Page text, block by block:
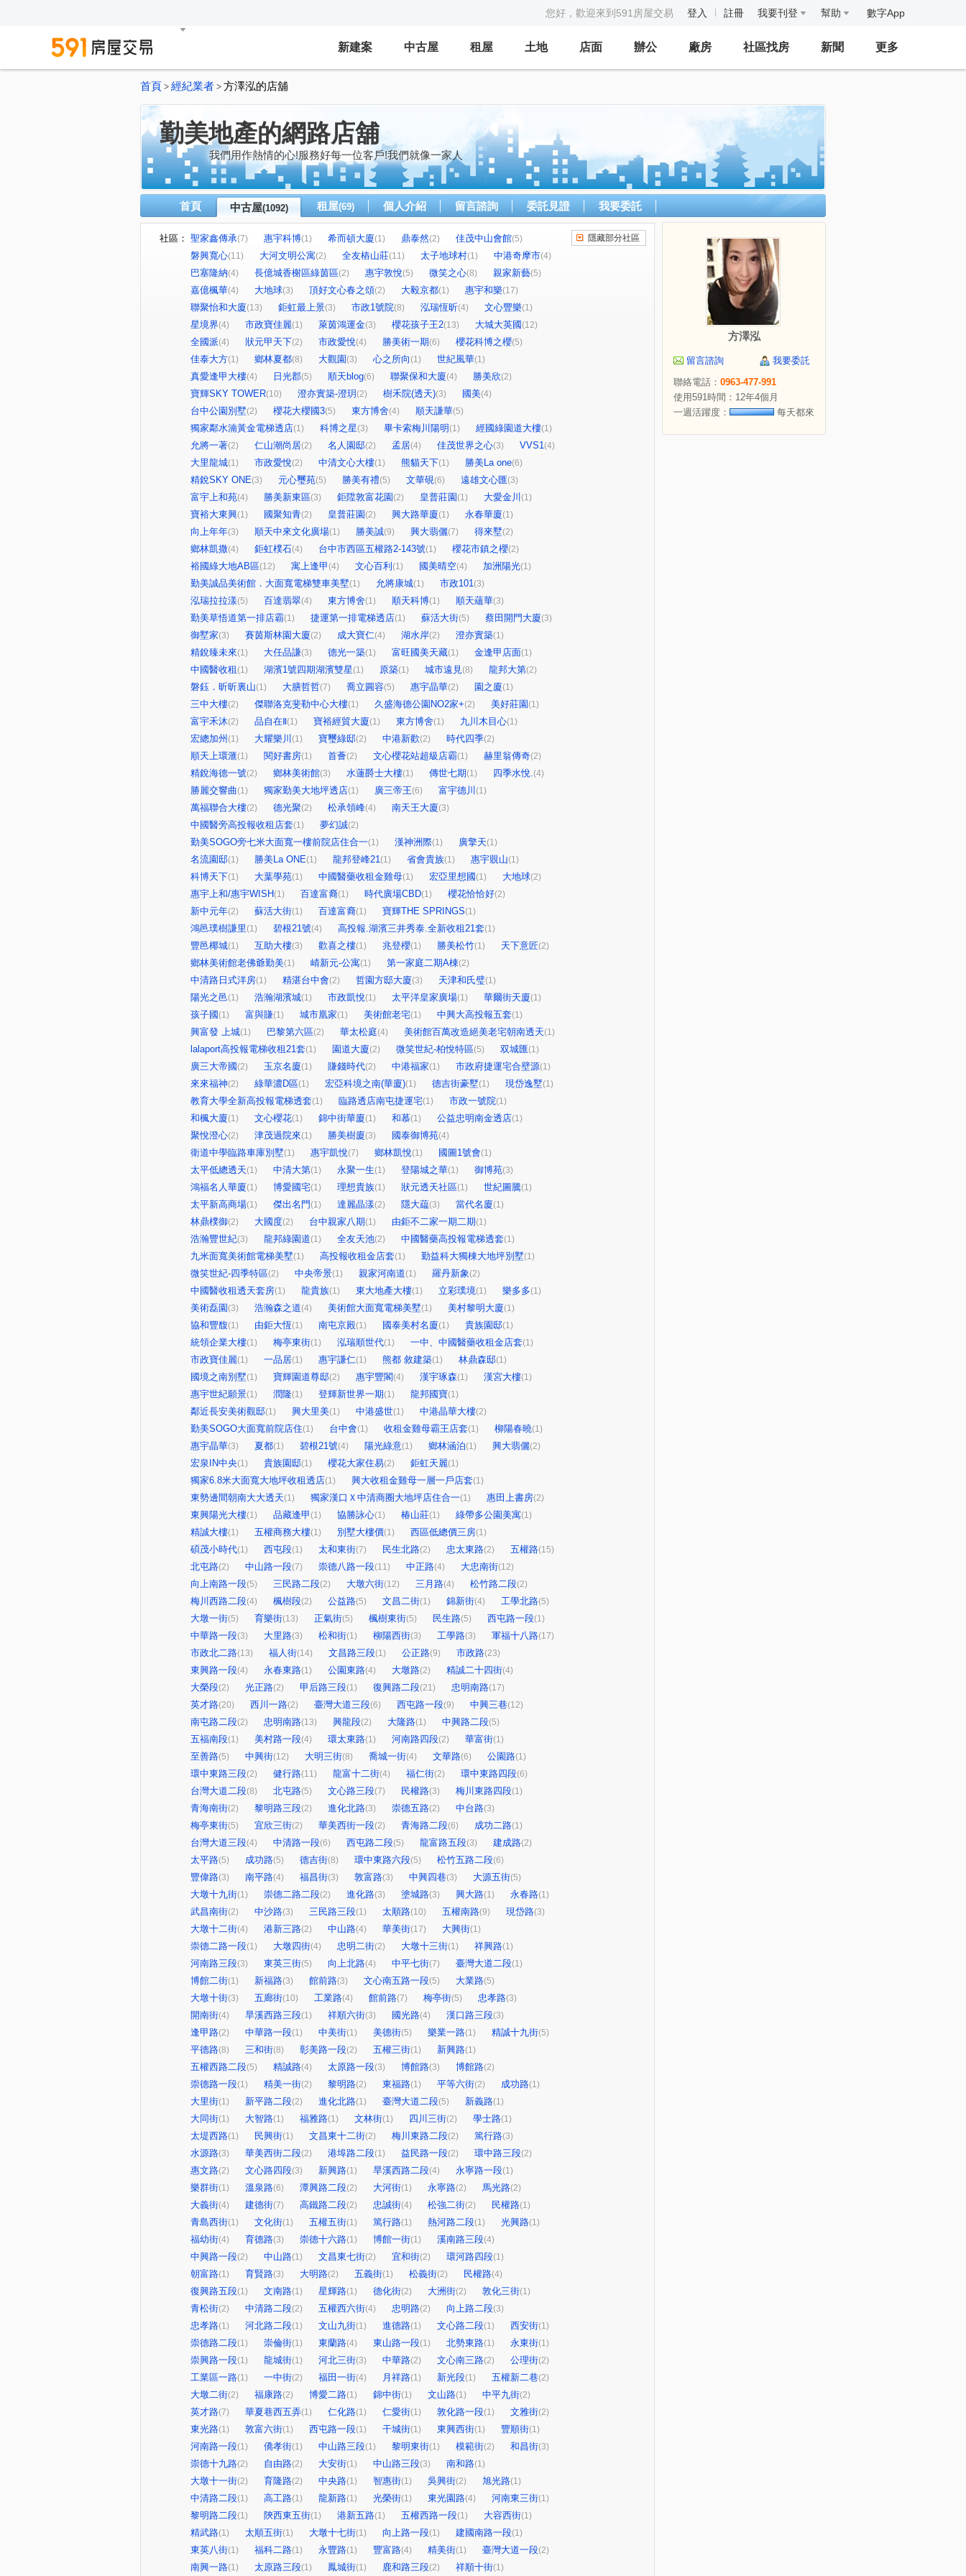
您好，歡迎來到591房屋交易 登入 註冊 我要刊登 幫助 數字App
新建案 中古屋 租屋 土地 店面 辦公 廠房 社區找房 新聞 更多
首頁 > 經紀業者 > 方澤泓的店舖
勤美地產的網路店舖
我們用作熱情的心!服務好每一位客戶!我們就像一家人
首頁 中古屋(1092) 租屋(69) 個人介紹 留言諮詢 委託見證 我要委託
社區： 聖家鑫傳承(7) 惠宇科博(1) 希而頓大廈(1) 鼎泰然(2) 佳茂中山會館(5)
磐興寬心(11) 大河文明公寓(2) 全友樁山莊(11) 太子地球村(1) 中港奇摩市(4)
巴塞隆納(4) 長億城香榭區綠茵區(2) 惠宇敦悅(5) 微笑之心(8) 親家新藝(5)
嘉億楓華(4) 大地球(3) 頂好文心春之頌(2) 大毅京都(1) 惠宇和樂(17)
聯聚怡和大廈(13) 鉅虹最上景(3) 市政1號院(8) 泓瑞恆昕(4) 文心豐樂(1)
星境界(4) 市政寶佳麗(1) 萊茵鴻運金(3) 櫻花孩子王2(13) 大城大英國 (12)
全國派(4) 狀元甲天下(2) 市政愛悅(4) 勝美術一期(6) 櫻花科博之櫻(5)
佳泰大方(1) 鄉林夏都(8) 大觀園 (3) 心之所向 (1) 世紀風華(1)
真愛逢甲大樓(4) 日光郡(5) 順天blog(6) 聯聚保和大廈(4) 勝美欣(2)
寶輝SKY TOWER(10) 澄亦實築-澄玥 (2) 樹禾院(透天)(3) 國美(4)
台中公園別墅(2) 櫻花大櫻國3(5) 東方博舍(4) 順天謙華(5)
獨家鄰水湳黃金電梯透店(1) 科博之星(3) 畢卡索梅川陽明 (1) 經國綠園道大樓(1)
允將一著(2) 仁山潮尚居(2) 名人園邸(2) 孟居(4) 佳茂世界之心(3) VVS1(4)
大里龍城(1) 市政愛悅(2) 中清文心大樓(1) 熊貓天下(1) 勝美La one(6)
精銳SKY ONE(3) 元心璽苑(5) 勝美有禮(5) 文華硯(6) 遠雄文心匯(3)
富宇上和苑(4) 勝美新東區(3) 鉅陞敦富花園 (2) 皇普莊園 (1) 大愛金川 (1)
寶裕大東興(1) 國聚知青(2) 皇普莊園 (2) 興大路華廈(1) 永春華廈(1)
向上年年(3) 順天中來文化廣場(1) 勝美誠(9) 興大翡儷(7) 得來墅(2)
鄉林凱撒(4) 鉅虹樸石(4) 台中市西區五權路2-143號(1) 櫻花市鎮之櫻(2)
裕國綠大地AB區(12) 寓上逢甲 (4) 文心百利 (1) 國美晴空(4) 加洲陽光(1)
勤美誠品美術館．大面寬電梯雙車美墅(1) 允將康城(1) 市政101(3)
泓瑞拉拉漾(5) 百達翡翠(4) 東方博舍(1) 順天科博(1) 順天蘊華(3)
勤美草悟道第一排店霸(1) 捷運第一排電梯透店(1) 蘇活大街(5) 蔡田開門大廈(3)
御墅家(3) 賽茵斯林園大廈(2) 成大寶仁(4) 湖水岸(2) 澄亦實築(1)
精銳臻未來(1) 大任品謙(3) 德光一築(1) 富旺國美天藏(1) 金逢甲店面(1)
中國醫收租 (1) 湖濱1號四期湖濱雙星(1) 原築(1) 城市遠見(8) 龍邦大第(2)
磐鈺．昕昕裏山(1) 大膳哲哲(7) 喬立圓容(5) 惠宇晶華(2) 園之廈(1)
三中大樓(2) 傑聯洛克斐勒中心大樓(1) 久盛海德公園NO2家+(2) 美好莊園 (1)
富宇禾沐(2) 品自在Ⅱ(1) 寶裕經貿大廈(1) 東方博舍(1) 九川木目心(1)
宏總加州 (1) 大耀樂川 (1) 寶璽綠邸(2) 中港新歡(2) 時代四季(2)
順天上環滙(1) 閱好書房(1) 首薈(2) 文心櫻花站超級店霸(1) 赫里翁傳奇(2)
精銳海德一號(2) 鄉林美術館(3) 水蓮爵士大樓(1) 傳世七期(1) 四季水悅.(4)
勝麗交響曲(1) 獨家勤美大地坪透店(1) 廣三帝王(6) 富宇德川 (1)
萬福聯合大樓(2) 德光聚(2) 松承領峰(4) 南天王大廈(3)
中國醫旁高投報收租店套(1) 夢幻誠(2)
勤美SOGO旁七米大面寬一樓前院店住合一(1) 漢神洲際(1) 廣擎天(1)
名流園邸(1) 勝美La ONE(1) 龍邦登峰21(1) 省會貴族(1) 惠宇覞山(1)
科博天下(1) 大葉學苑(1) 中國醫藥收租金雞母(1) 宏亞里想國 (1) 大地球(2)
惠宇上和/惠宇WISH(1) 百達富裔(1) 時代廣場CBD(1) 櫻花恰恰好(2)
新中元年(2) 蘇活大街(1) 百達富裔(1) 寶輝THE SPRINGS(1)
鴻邑璞樹謙里(1) 碧根21號(4) 高投報.湖濱三井秀泰.全新收租21套(1)
豐邑椰城(1) 互助大樓(3) 歡喜之樓(1) 兆登櫻(1) 勝美松竹(1) 天下意匠(2)
鄉林美術館老佛爺勤美(1) 崝新元-公寓(1) 第一家庭二期A棟(2)
中清路日式洋房(1) 精湛台中會(2) 哲園方邸大廈(3) 天津和氏璧(1)
陽光之邑(1) 浩瀚湖濱城(1) 市政凱悅(1) 太平洋皇家廣場(1) 華爾街天廈(1)
孩子國 (1) 富與賺(1) 城市凰家(1) 美術館老宅(1) 中興大高投報五套(1)
興富發 上城(1) 巴黎第六區(2) 華太松庭(4) 美術館百萬改造絕美老宅朝南透天(1)
lalaport高投報電梯收租21套(1) 園道大廈(2) 微笑世紀-柏悅特區(5) 双城匯(1)
廣三大帝國 (2) 玉京名廈(1) 賺錢時代(2) 中港福家(1) 市政府捷運宅合壁源(1)
來來福神(2) 綠華濃D區(1) 宏亞科境之南(華廈)(1) 德吉街豪墅(1) 現岱逸墅(1)
教育大學全新高投報電梯透套(1) 臨路透店南屯捷運宅(1) 市政一號院(1)
和楓大廈(1) 文心櫻花(1) 錦中街華廈(1) 和慕(1) 公益忠明南金透店(1)
聚悅澄心(2) 津茂過院來(1) 勝美樹廈(3) 國泰御博苑(4)
衛道中學臨路車庫別墅(1) 惠宇凱悅(7) 鄉林凱悅(1) 國圖1號會(1)
太平低總透天(1) 中清大第(1) 永聚一生(1) 登陽城之華(1) 御博苑(3)
鴻福名人華廈(1) 博愛國宅(1) 理想貴族(1) 狀元透天社區(1) 世紀圖騰(1)
太平新高商場(1) 傑出名門 (1) 達麗晶漾(2) 隱大藴(3) 當代名廈(1)
林鼎樸御(2) 大國度(2) 台中親家八期(1) 由鉅不二家一期二期(1)
浩瀚豐世紀(3) 龍邦綠園道(1) 全友天池(2) 中國醫藥高投報電梯透套(1)
九米面寬美術館電梯美墅(1) 高投報收租金店套(1) 勤益科大獨棟大地坪別墅(1)
微笑世紀-四季特區(2) 中央帝景(1) 親家河南道(1) 羅丹新象(2)
中國醫收租透天套房(1) 龍貴族(1) 東大地產大樓(1) 立彩璞境(1) 樂多多(1)
美術磊園 (3) 浩瀚森之道(4) 美術館大面寬電梯美墅(1) 美村黎明大廈(1)
協和豐馥(1) 由鉅大恆(1) 南屯京殿(1) 國泰美村名廈(1) 貴族園邸(1)
統領企業大樓(1) 梅亭東街(1) 泓瑞順世代(1) 一中、中國醫藥收租金店套(1)
市政寶佳麗(1) 一品居(1) 惠宇謙仁(1) 熊都 敘建築(1) 林鼎森邸(1)
國境之南別墅(1) 寶輝園道尊邸(2) 惠宇豐閣(4) 漢宇琢森(1) 漢宮大樓(1)
惠宇世紀願景(1) 潤隆(1) 登輝新世界一期(1) 龍邦國寶(1)
鄰近長安美術觀邸(1) 興大里美(1) 中港盛世(1) 中港晶華大樓(2)
勤美SOGO大面寬前院店住(1) 台中會(1) 收租金雞母霸王店套(1) 柳陽春曉(1)
惠宇晶華(3) 夏都(1) 碧根21號(4) 陽光綠意(1) 鄉林涵泊(1) 興大翡儷(2)
宏泉IN中央(1) 貴族園邸(1) 櫻花大家住易(2) 鉅虹天麗(1)
獨家6.8米大面寬大地坪收租透店(1) 興大收租金雞母一層一戶店套(1)
東勢邊間朝南大大透天(1) 獨家漢口Ｘ中清商圈大地坪店住合一(1) 惠田上書房(2)
東興陽光大樓(1) 品藏逢甲 (1) 協勝詠心(1) 椿山莊(1) 綠帶多公園美寓(1)
精誠大樓(1) 五權商務大樓(1) 別墅大樓價(1) 西區低總價三房(1)
碩茂小時代(1) 西屯段(1) 太和東街(7) 民生北路(2) 忠太東路(2) 五權路(15)
北屯路(2) 中山路一段(7) 崇德八路一段(11) 中正路(4) 大忠南街(12)
向上南路一段(5) 三民路二段(2) 大墩六街(12) 三月路(4) 松竹路二段(2)
梅川西路二段(4) 楓樹段(2) 公益路(5) 文昌二街(1) 錦新街(4) 工學北路(5)
大墩一街(5) 育樂街(13) 正氣街(5) 楓樹東街(5) 民生路(5) 西屯路一段(1)
中華路一段(3) 大里路(3) 松和街(1) 柳陽西街(3) 工學路(3) 軍福十八路(17)
市政北二路(13) 福人街(14) 文昌路三段(1) 公正路(9) 市政路(23)
東興路一段(4) 永春東路(1) 公園東路(4) 大墩路(2) 精誠二十四街(4)
大榮段(2) 光正路(2) 甲后路三段(1) 復興路二段(21) 忠明南路(17)
英才路(20) 西川一路(2) 臺灣大道三段(6) 西屯路一段(9) 中興三巷(12)
南屯路二段(2) 忠明南路(13) 興龍段(2) 大隆路(1) 中興路二段(5)
五福南段(1) 美村路一段(4) 環太東路(1) 河南路四段(2) 華富街(1)
至善路(5) 中興街(12) 大明三街(8) 喬城一街(4) 文華路(6) 公園路(1)
環中東路三段(2) 健行路(11) 龍富十二街(4) 福仁街(2) 環中東路四段(6)
台灣大道二段(8) 北屯路(5) 文心路三段(7) 民權路(3) 梅川東路四段(1)
青海南街(2) 黎明路三段(2) 進化北路(3) 崇德五路(2) 中台路(3)
梅亭東街(5) 宜欣三街(2) 華美西街一段(2) 青海路二段(6) 成功二路(1)
台灣大道三段(4) 中清路一段(6) 西屯路二段(5) 龍富路五段(3) 建成路(2)
太平路(5) 成功路(5) 德吉街(8) 環中東路六段(5) 松竹五路二段(6)
豐偉路(3) 南平路(4) 福昌街(3) 敦富路(3) 中興四巷(3) 大源五街(5)
大墩十九街(1) 崇德二路二段(2) 進化路(3) 塗城路(3) 興大路(1) 永春路(1)
武昌南街(2) 中沙路(3) 三民路三段(1) 太順路(10) 五權南路(9) 現岱路(3)
大墩十二街(4) 港新三路(2) 中山路(4) 華美街(17) 大興街(1)
崇德二路一段(1) 大墩四街(4) 忠明二街(2) 大墩十三街(1) 祥興路(1)
河南路三段(3) 東英三街(5) 向上北路(4) 中平七街(7) 臺灣大道二段(1)
博館二街(1) 新福路(3) 館前路(3) 文心南五路一段(5) 大業路(5)
大墩十街(3) 五廊街(10) 工業路(4) 館前路(7) 梅亭街(5) 忠孝路(3)
開南街(4) 旱溪西路三段(1) 祥順六街(3) 國光路(4) 漢口路三段(3)
逢甲路(2) 中華路一段(1) 中美街(1) 美德街(5) 樂業一路(1) 精誠十九街(5)
平德路(8) 三和街(8) 彰美路一段(2) 五權三街(1) 新興路(1)
五權西路二段(5) 精誠路(4) 太原路一段(3) 博館路(3) 博館路(2)
崇德路一段(1) 精美一街(2) 黎明路(2) 東福路(1) 平等六街(2) 成功路(1)
大里街(1) 新平路二段(2) 進化北路(1) 臺灣大道二段(5) 新義路(1)
大同街(1) 大智路(1) 福雅路(1) 文林街(1) 四川三街(2) 學士路(1)
太堤西路(1) 民興街(1) 文昌東十二街(2) 梅川東路二段(2) 篤行路(3)
水源路(3) 華美西街二段(2) 港埠路二段(1) 益民路一段(2) 環中路三段(2)
惠文路(2) 文心路四段(3) 新興路(1) 旱溪西路二段(4) 永寧路一段(1)
樂群街(1) 溫泉路(6) 潭興路二段(2) 大河街(1) 永寧路(2) 馬光路(2)
大義街(4) 建德街(7) 高鐵路二段(2) 忠誠街(4) 松強二街(2) 民權路(1)
青島西街(1) 文化街(1) 五權五街(1) 篤行路(1) 熱河路二段(1) 光興路(1)
福幼街(4) 育德路(3) 崇德十六路(1) 博館一街(1) 溪南路三段(4)
中興路一段(2) 中山路(1) 文昌東七街(2) 宜和街(2) 環河路四段(1)
朝富路(1) 育賢路(3) 大明路(2) 五義街(1) 松義街(2) 民權路(4)
復興路五段(1) 文南路(1) 星輝路(1) 德化街(2) 大洲街(2) 敦化三街(1)
青松街(2) 中清路二段(2) 五權西六街(4) 忠明路(2) 向上路二段(3)
忠孝路(1) 河北路二段(1) 文山九街(1) 進德路(1) 文心路二段(1) 西安街(1)
崇德路二段(1) 崇倫街(1) 東蘭路(4) 東山路一段(1) 北勢東路(1) 永東街(1)
崇興路一段(1) 龍城街(1) 河北三街(3) 中華路(2) 文心南三路(2) 公理街(2)
工業區一路(1) 一中街(2) 福田一街(4) 月祥路(1) 新光段(1) 五權新二巷(2)
大墩二街(2) 福康路(2) 博愛二路(1) 錦中街(1) 文山路(1) 中平九街(2)
英才路(7) 華夏巷西五弄(1) 仁化路(1) 仁愛街(1) 敦化路一段(1) 文雅街(2)
東光路(1) 敦富六街(1) 西屯路一段(1) 干城街(1) 東興西街(1) 豐順街(1)
河南路一段(1) 僑孝街(1) 中山路三段(1) 黎明東街(1) 模範街(2) 和昌街(3)
崇德十九路(2) 自由路(2) 大安街(1) 中山路三段(3) 南和路(1)
大墩十一街(2) 育隆路(2) 中央路(1) 智惠街(1) 吳興街(2) 旭光路(1)
中清路二段(1) 高工路(1) 龍新路(1) 光榮街(1) 東光園路(4) 河南東三街(1)
黎明路二段(1) 陝西東五街(1) 港新五路(1) 五權西路一段(1) 大容西街(1)
精武路(1) 太順五街(1) 大墩十七街(1) 向上路一段(1) 建國南路一段(1)
東英八街(1) 福科二路(1) 永豐路(1) 豐富路(4) 精美街(1) 臺灣大道一段(2)
南興一路(1) 太原路三段(1) 鳳城街(1) 鹿和路三段(2) 祥順十街(1)
隱藏部分社區
方澤泓
留言諮詢
我要委託
聯絡電話： 0963-477-991
使用591時間：12年4個月
一週活躍度：
每天都來